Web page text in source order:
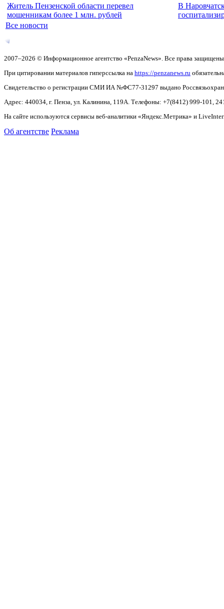
Житель Пензенской области перевел
мошенникам более 1 млн. рублей
В
Все новости
2007–2026 © Информационное агентство «PenzaNews». Все права
При цитировании материалов гиперссылка на https://penzanews.ru
Свидетельство о регистрации СМИ ИА №ФС77-31297 выдано
Адрес: 440034, г. Пенза, ул. Калинина, 119А. Телефоны: +7(8412) 999-101,
На сайте используются сервисы веб-аналитики «Яндекс.Метрика» и
Об агентстве Реклама